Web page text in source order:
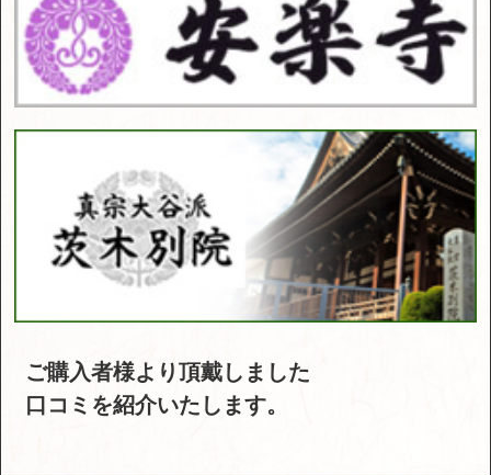
ご購入者様より頂戴しました
口コミを紹介いたします。